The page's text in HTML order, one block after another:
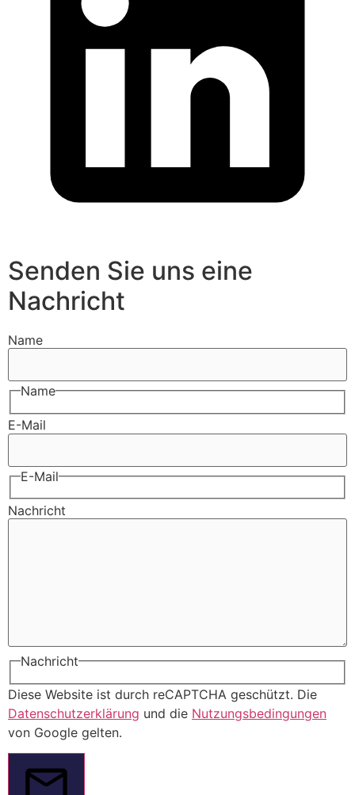
Senden Sie uns eine
Nachricht
Name
Name
E-Mail
E-Mail
Nachricht
Nachricht
Diese Website ist durch reCAPTCHA geschützt. Die
Datenschutzerklärung und die Nutzungsbedingungen
von Google gelten.